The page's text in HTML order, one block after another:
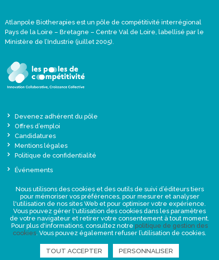
Atlanpole Biotherapies est un pôle de compétitivité interrégional
Pays de la Loire – Bretagne – Centre Val de Loire, labellisé par le
Ministère de l’Industrie (juillet 2005).
Devenez adhérent du pôle
Offres d’emploi
Candidatures
Mentions légales
Politique de confidentialité
Événements
Une offre globale sur-mesure
Presse
NEWSLETTER
RETROUVEZ-NOUS
Nous utilisons des cookies et des outils de suivi d’éditeurs tiers
pour mémoriser vos préférences, pour mesurer et analyser
l'utilisation de nos sites Web et pour optimiser votre expérience.
Vous pouvez gérer l'utilisation des cookies dans les paramètres
de votre navigateur et retirer votre consentement à tout moment.
Pour plus d'informations, consultez notre politique de gestion des
cookies. Vous pouvez également refuser l’utilisation de cookies.
TOUT ACCEPTER PERSONNALISER